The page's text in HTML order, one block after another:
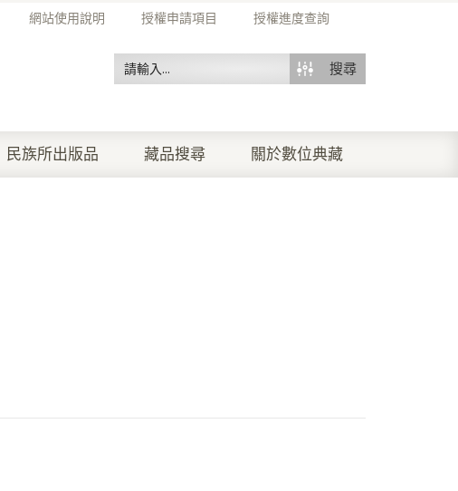
網站使用說明 授權申請項目 授權進度查詢
搜尋
民族所出版品 藏品搜尋 關於數位典藏